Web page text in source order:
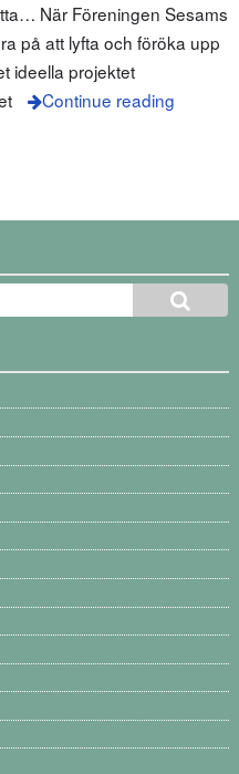
När Föreningen Sesams
på att lyfta och föröka upp
ideella projektet
Continue reading